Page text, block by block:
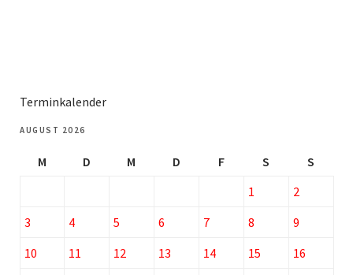
Terminkalender
AUGUST 2026
M D M D F S
S
1
2
3
4 5 6 7 8
9
10
11 12 13 14 15
16